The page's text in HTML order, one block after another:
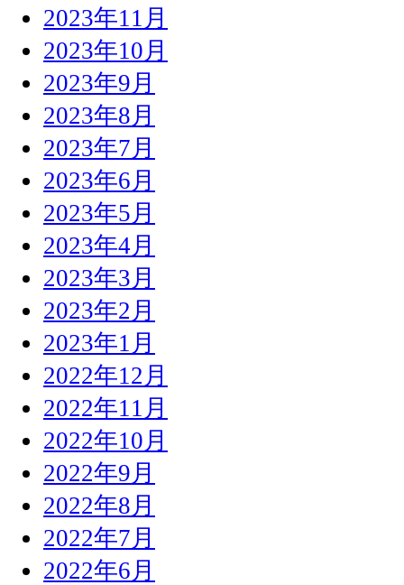
2023年11月
2023年10月
2023年9月
2023年8月
2023年7月
2023年6月
2023年5月
2023年4月
2023年3月
2023年2月
2023年1月
2022年12月
2022年11月
2022年10月
2022年9月
2022年8月
2022年7月
2022年6月